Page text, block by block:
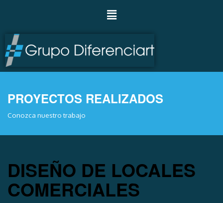
PROYECTOS REALIZADOS
Conozca nuestro trabajo
DISEÑO DE LOCALES
COMERCIALES